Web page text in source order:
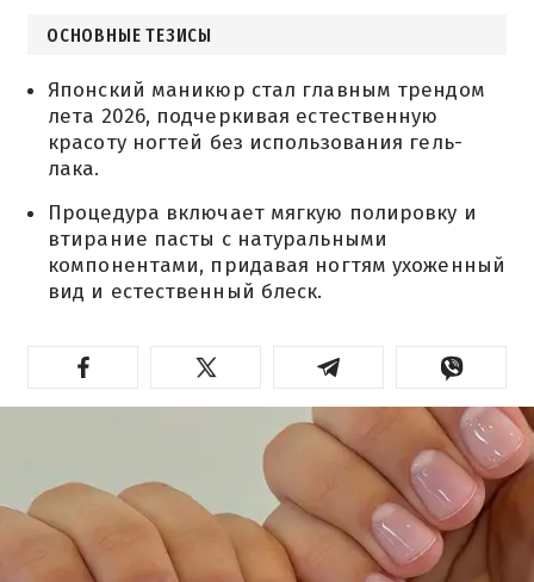
ОСНОВНЫЕ ТЕЗИСЫ
Японский маникюр стал главным трендом
лета 2026, подчеркивая естественную
красоту ногтей без использования гель-
лака.
Процедура включает мягкую полировку и
втирание пасты с натуральными
компонентами, придавая ногтям ухоженный
вид и естественный блеск.